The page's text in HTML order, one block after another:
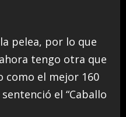
pelea, por lo que
tengo otra que
como el mejor 160
el “Caballo